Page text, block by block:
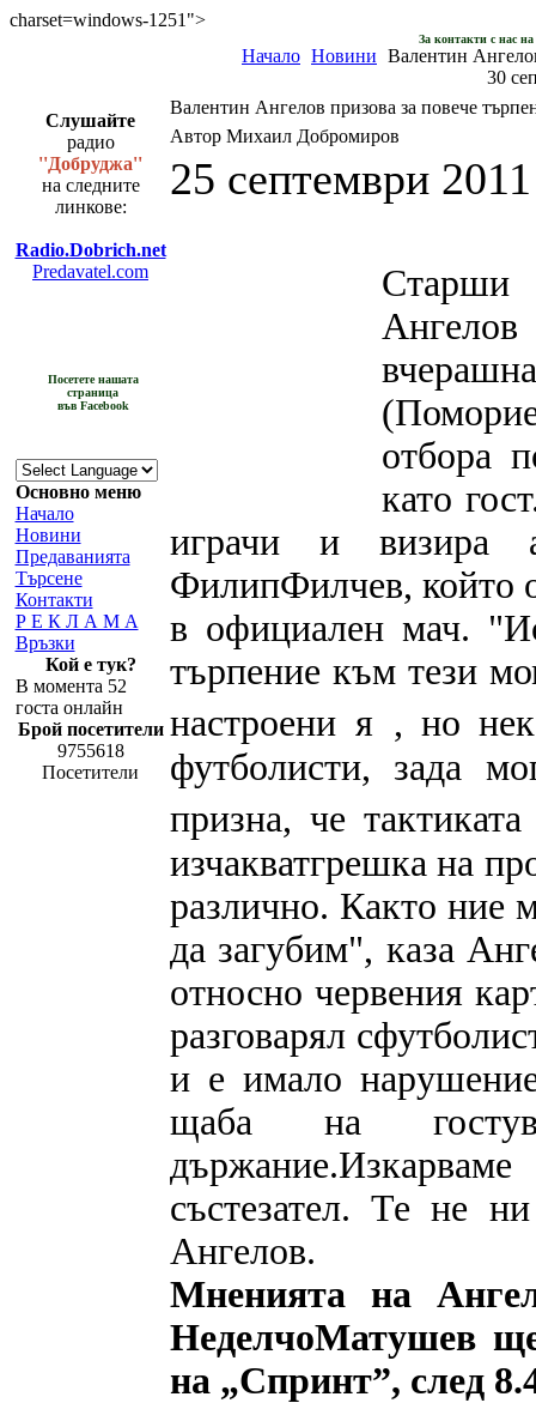
charset=windows-1251">
За контакти с нас
Начало Новини Валентин
30
Слушайте
радио
''Добруджа''
на следните
линкове:
Radio.Dobrich.net
Predavatel.com
Посетете нашата
страница
във Facebook
Основно меню
Начало
Новини
Предаванията
Търсене
Контакти
Р Е К Л А М А
Връзки
Кой е тук?
В момента 52
госта онлайн
Брой посетители
9755618
Посетители
Валентин Ангелов призова за повече
Автор Михаил Добромиров
25 септември
Старши
отбора
като
играчи и визира
ФилипФилчев, който
в официален мач.
търпение към тези
настроени я , но
футболисти, зада
призна, че
изчакватгрешка на
различно. Както ние
да загубим", каза
относно червения
разговарял
и е имало
щаба на
състезател. Те не
Ангелов.
Мненията на
НеделчоМатушев
на „Спринт”, след